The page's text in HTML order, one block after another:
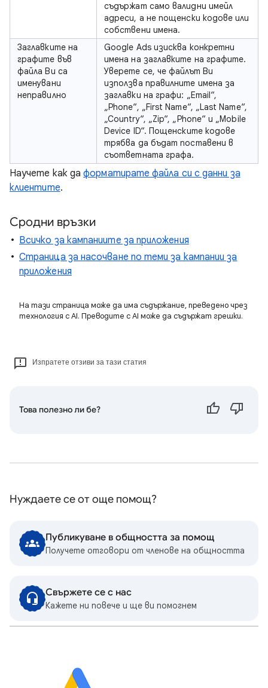
съдържат само валидни имейл
адреси, а не пощенски кодове или
собствени имена.
Заглавките на
графите във
файла Ви са
именувани
неправилно
Google Ads изисква конкретни
имена на заглавките на графите.
Уверете се, че файлът Ви
използва правилните имена за
заглавки на графи: „Email“,
„Phone“, „First Name“, „Last Name“,
„Country“, „Zip“, „Phone“ и „Mobile
Device ID“. Пощенските кодове
трябва да бъдат поставени в
съответната графа.
Научете как даформатирате файла си с данни за
клиентите.
Сродни връзки
Всичко за кампаниите за приложения
Страница за насочване по теми за кампании за
приложения
На тази страница може да има съдържание, преведено чрез
технология с AI. Преводите с AI може да съдържат грешки.
Изпратете отзиви за тази статия
Това полезно ли бе?
Нуждаете се от още помощ?
Публикуване в общността за помощ
Получете отговори от членове на общността
Свържете се с нас
Кажете ни повече и ще ви помогнем